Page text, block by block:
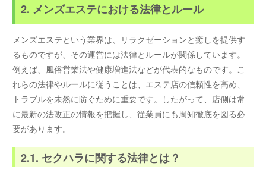
2. メンズエステにおける法律とルール
メンズエステという業界は、リラクゼーションと癒しを提供す
るものですが、その運営には法律とルールが関係しています。
例えば、風俗営業法や健康増進法などが代表的なものです。こ
れらの法律やルールに従うことは、エステ店の信頼性を高め、
トラブルを未然に防ぐために重要です。したがって、店側は常
に最新の法改正の情報を把握し、従業員にも周知徹底を図る必
要があります。
2.1. セクハラに関する法律とは？